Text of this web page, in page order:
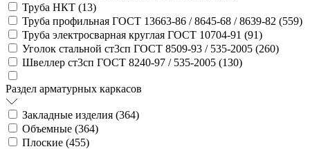
Труба НКТ (13)
Труба профильная ГОСТ 13663-86 / 8645-68 / 8639-82 (559)
Труба электросварная круглая ГОСТ 10704-91 (91)
Уголок стальной ст3сп ГОСТ 8509-93 / 535-2005 (260)
Швеллер ст3сп ГОСТ 8240-97 / 535-2005 (130)
Раздел арматурных каркасов
Закладные изделия (364)
Объемные (364)
Плоские (455)